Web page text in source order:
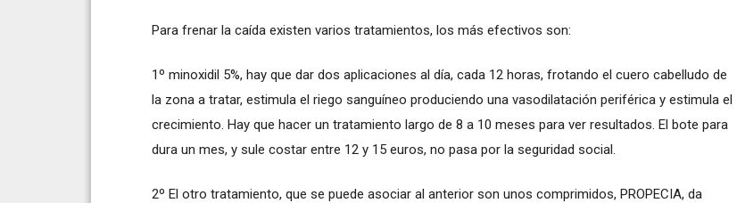
Para frenar la caída existen varios tratamientos, los más efectivos son:
1º minoxidil 5%, hay que dar dos aplicaciones al día, cada 12 horas, frotando el cuero cabelludo de
la zona a tratar, estimula el riego sanguíneo produciendo una vasodilatación periférica y estimula el
crecimiento. Hay que hacer un tratamiento largo de 8 a 10 meses para ver resultados. El bote para
dura un mes, y sule costar entre 12 y 15 euros, no pasa por la seguridad social.
2º El otro tratamiento, que se puede asociar al anterior son unos comprimidos, PROPECIA, da